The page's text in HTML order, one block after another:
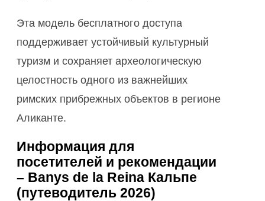
Эта модель бесплатного доступа
поддерживает устойчивый культурный
туризм и сохраняет археологическую
целостность одного из важнейших
римских прибрежных объектов в регионе
Аликанте.
Информация для
посетителей и рекомендации
– Banys de la Reina Кальпе
(путеводитель 2026)